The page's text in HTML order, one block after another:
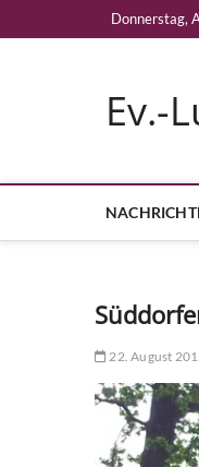
to
Donnerstag,
Ev.-
22. August